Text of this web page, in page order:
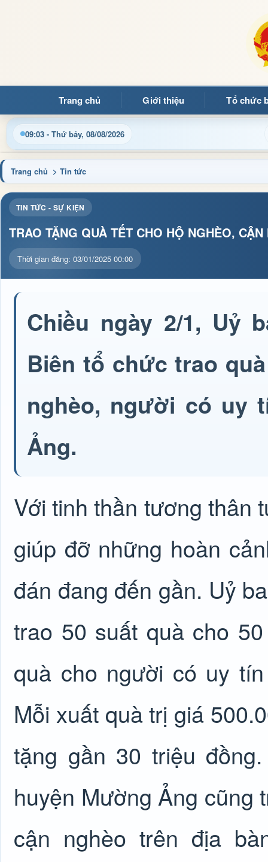
Trang chủ Giới thiệu Tổ chức
09:03 - Thứ bảy, 08/08/2026
Cập nhật thông tin điều hành, thủ tục hành chính và tin
Trang chủ > Tin tức
TIN TỨC - SỰ KIỆN
TRAO TẶNG QUÀ TẾT CHO HỘ NGHÈO,
Thời gian đăng: 03/01/2025 00:00
Chiều ngày 2/1, Uỷ
Biên tổ chức trao
nghèo, người có uy
Ảng.
Với tinh thần tương thân
giúp đỡ những hoàn
đán đang đến gần. Uỷ
trao 50 suất quà cho
quà cho người có uy
Mỗi xuất quà trị giá
tặng gần 30 triệu
huyện Mường Ảng cũng
cận nghèo trên địa